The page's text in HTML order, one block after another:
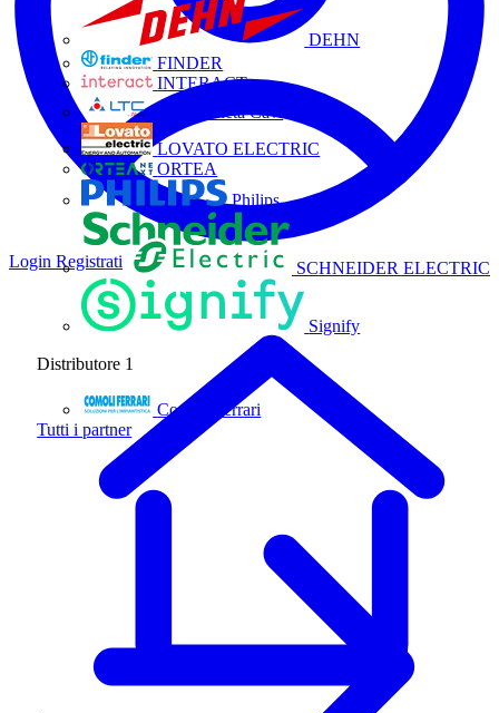
DEHN
FINDER
INTERACT
La Triveneta Cavi
LOVATO ELECTRIC
ORTEA
Philips
SCHNEIDER ELECTRIC
Signify
Distributore 1
Comoli Ferrari
Tutti i partner
Login Registrati